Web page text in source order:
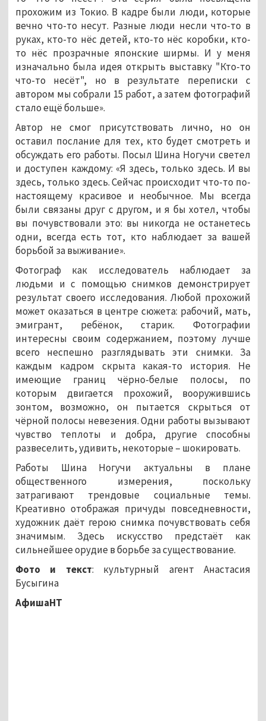
прохожим из Токио. В кадре были люди, которые
вечно что-то несут. Разные люди несли что-то в
руках, кто-то нёс детей, кто-то нёс коробки, кто-
то нёс прозрачные японские ширмы. И у меня
изначально была идея открыть выставку "Кто-то
что-то несёт", но в результате переписки с
автором мы собрали 15 работ, а затем фотографий
стало ещё больше».
Автор не смог присутствовать лично, но он
оставил послание для тех, кто будет смотреть и
обсуждать его работы. Посыл Шина Ногучи светел
и доступен каждому: «Я здесь, только здесь. И вы
здесь, только здесь. Сейчас происходит что-то по-
настоящему красивое и необычное. Мы всегда
были связаны друг с другом, и я бы хотел, чтобы
вы почувствовали это: вы никогда не останетесь
одни, всегда есть тот, кто наблюдает за вашей
борьбой за выживание».
Фотограф как исследователь наблюдает за
людьми и с помощью снимков демонстрирует
результат своего исследования. Любой прохожий
может оказаться в центре сюжета: рабочий, мать,
эмигрант, ребёнок, старик. Фотографии
интересны своим содержанием, поэтому лучше
всего неспешно разглядывать эти снимки. За
каждым кадром скрыта какая-то история. Не
имеющие границ чёрно-белые полосы, по
которым двигается прохожий, вооружившись
зонтом, возможно, он пытается скрыться от
чёрной полосы невезения. Одни работы вызывают
чувство теплоты и добра, другие способны
развеселить, удивить, некоторые – шокировать.
Работы Шина Ногучи актуальны в плане
общественного измерения, поскольку
затрагивают трендовые социальные темы.
Креативно отображая причуды повседневности,
художник даёт герою снимка почувствовать себя
значимым. Здесь искусство предстаёт как
сильнейшее орудие в борьбе за существование.
Фото и текст: культурный агент Анастасия
Бусыгина
АфишаНТ